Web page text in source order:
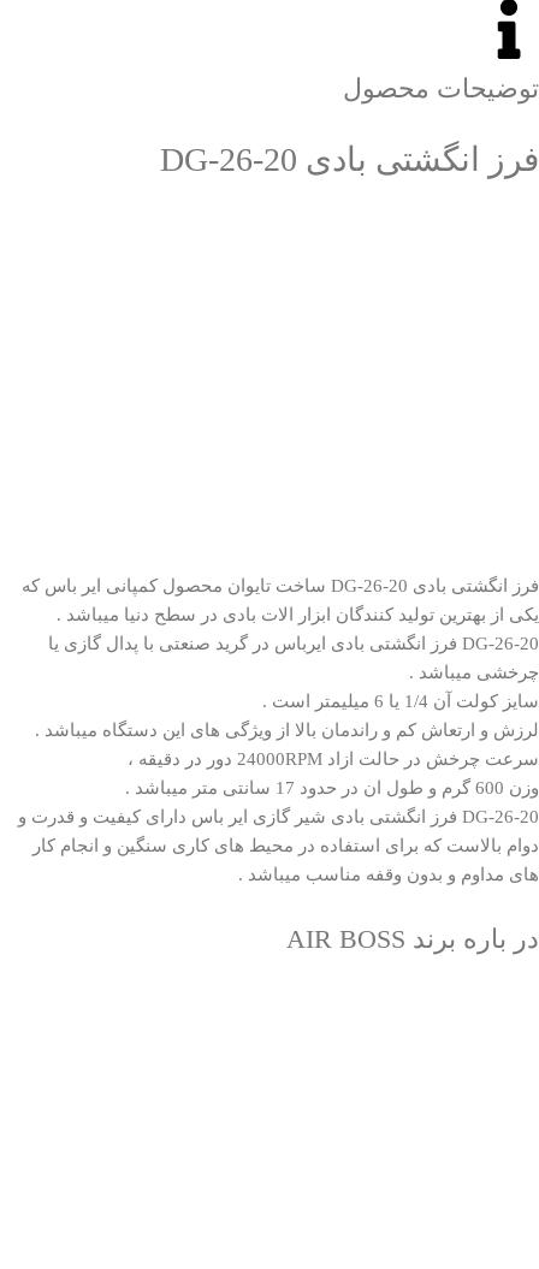
توضیحات محصول
فرز انگشتی بادی DG-26-20
فرز انگشتی بادی DG-26-20 ساخت تایوان محصول کمپانی ایر باس که
یکی از بهترین تولید کنندگان ابزار الات بادی در سطح دنیا میباشد .
DG-26-20 فرز انگشتی بادی ایرباس در گرید صنعتی با پدال گازی یا
چرخشی میباشد .
سایز کولت آن 1/4 یا 6 میلیمتر است .
لرزش و ارتعاش کم و راندمان بالا از ویژگی های این دستگاه میباشد .
سرعت چرخش در حالت ازاد 24000RPM دور در دقیقه ،
وزن 600 گرم و طول ان در حدود 17 سانتی متر میباشد .
DG-26-20 فرز انگشتی بادی شیر گازی ایر باس دارای کیفیت و قدرت و
دوام بالاست که برای استفاده در محیط های کاری سنگین و انجام کار
های مداوم و بدون وقفه مناسب میباشد .
در باره برند AIR BOSS